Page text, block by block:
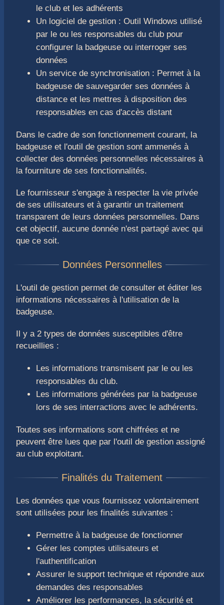
le club et les adhérents
Un logiciel de gestion : Outil Windows utilisé
par le ou les responsables du club pour
configurer la badgeuse ou interroger ses
données
Un service de synchronisation : Permet à la
badgeuse de sauvegarder ses données à
distance et les mettres à disposition des
responsables en cas d'accès distant
Dans le cadre de son fonctionnement courant, la
badgeuse et l'outil de gestion sont ammenés à
collecter des données personnelles nécessaires à
la fourniture de ses fonctionnalités.
Le fournisseur s'engage à respecter la vie privée
de ses utilisateurs et à garantir un traitement
transparent de leurs données personnelles. Dans
cet objectif, aucune donnée n'est partagé avec qui
que ce soit.
L'outil de gestion permet de consulter et éditer les
informations nécessaires à l'utilisation de la
badgeuse.
Il y a 2 types de données susceptibles d'être
recueillies :
Les informations transmisent par le ou les
responsables du club.
Les informations générées par la badgeuse
lors de ses interractions avec le adhérents.
Toutes ses informations sont chiffrées et ne
peuvent être lues que par l'outil de gestion assigné
au club exploitant.
Les données que vous fournissez volontairement
sont utilisées pour les finalités suivantes :
Permettre à la badgeuse de fonctionner
Gérer les comptes utilisateurs et
l'authentification
Assurer le support technique et répondre aux
demandes des responsables
Améliorer les performances, la sécurité et